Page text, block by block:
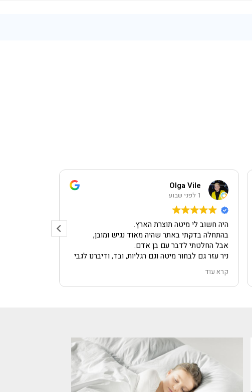
Olga Vile
1 לפני שבוע
היה חשוב לי מיטה תוצרת הארץ.
בהתחלה בדקתי באתר שהיה מאוד נגיש ומובן,
אבל החלטתי לדבר עם בן אדם.
ניר עזר גם לבחור מיטה וגם רגליות, ובד, ודיברנו לגבי
גם הייתי צריכה מנוף.
החבריה הגיעו בזמן, הכל מתואם.
גם איכות, גם שירות מכל הסוגים.
באמת הכל כמו בחלום הכי טוב!!!
ממליצה מכל הלב!!!!!
תודה ענקית שוב ושוב.
קרא עוד